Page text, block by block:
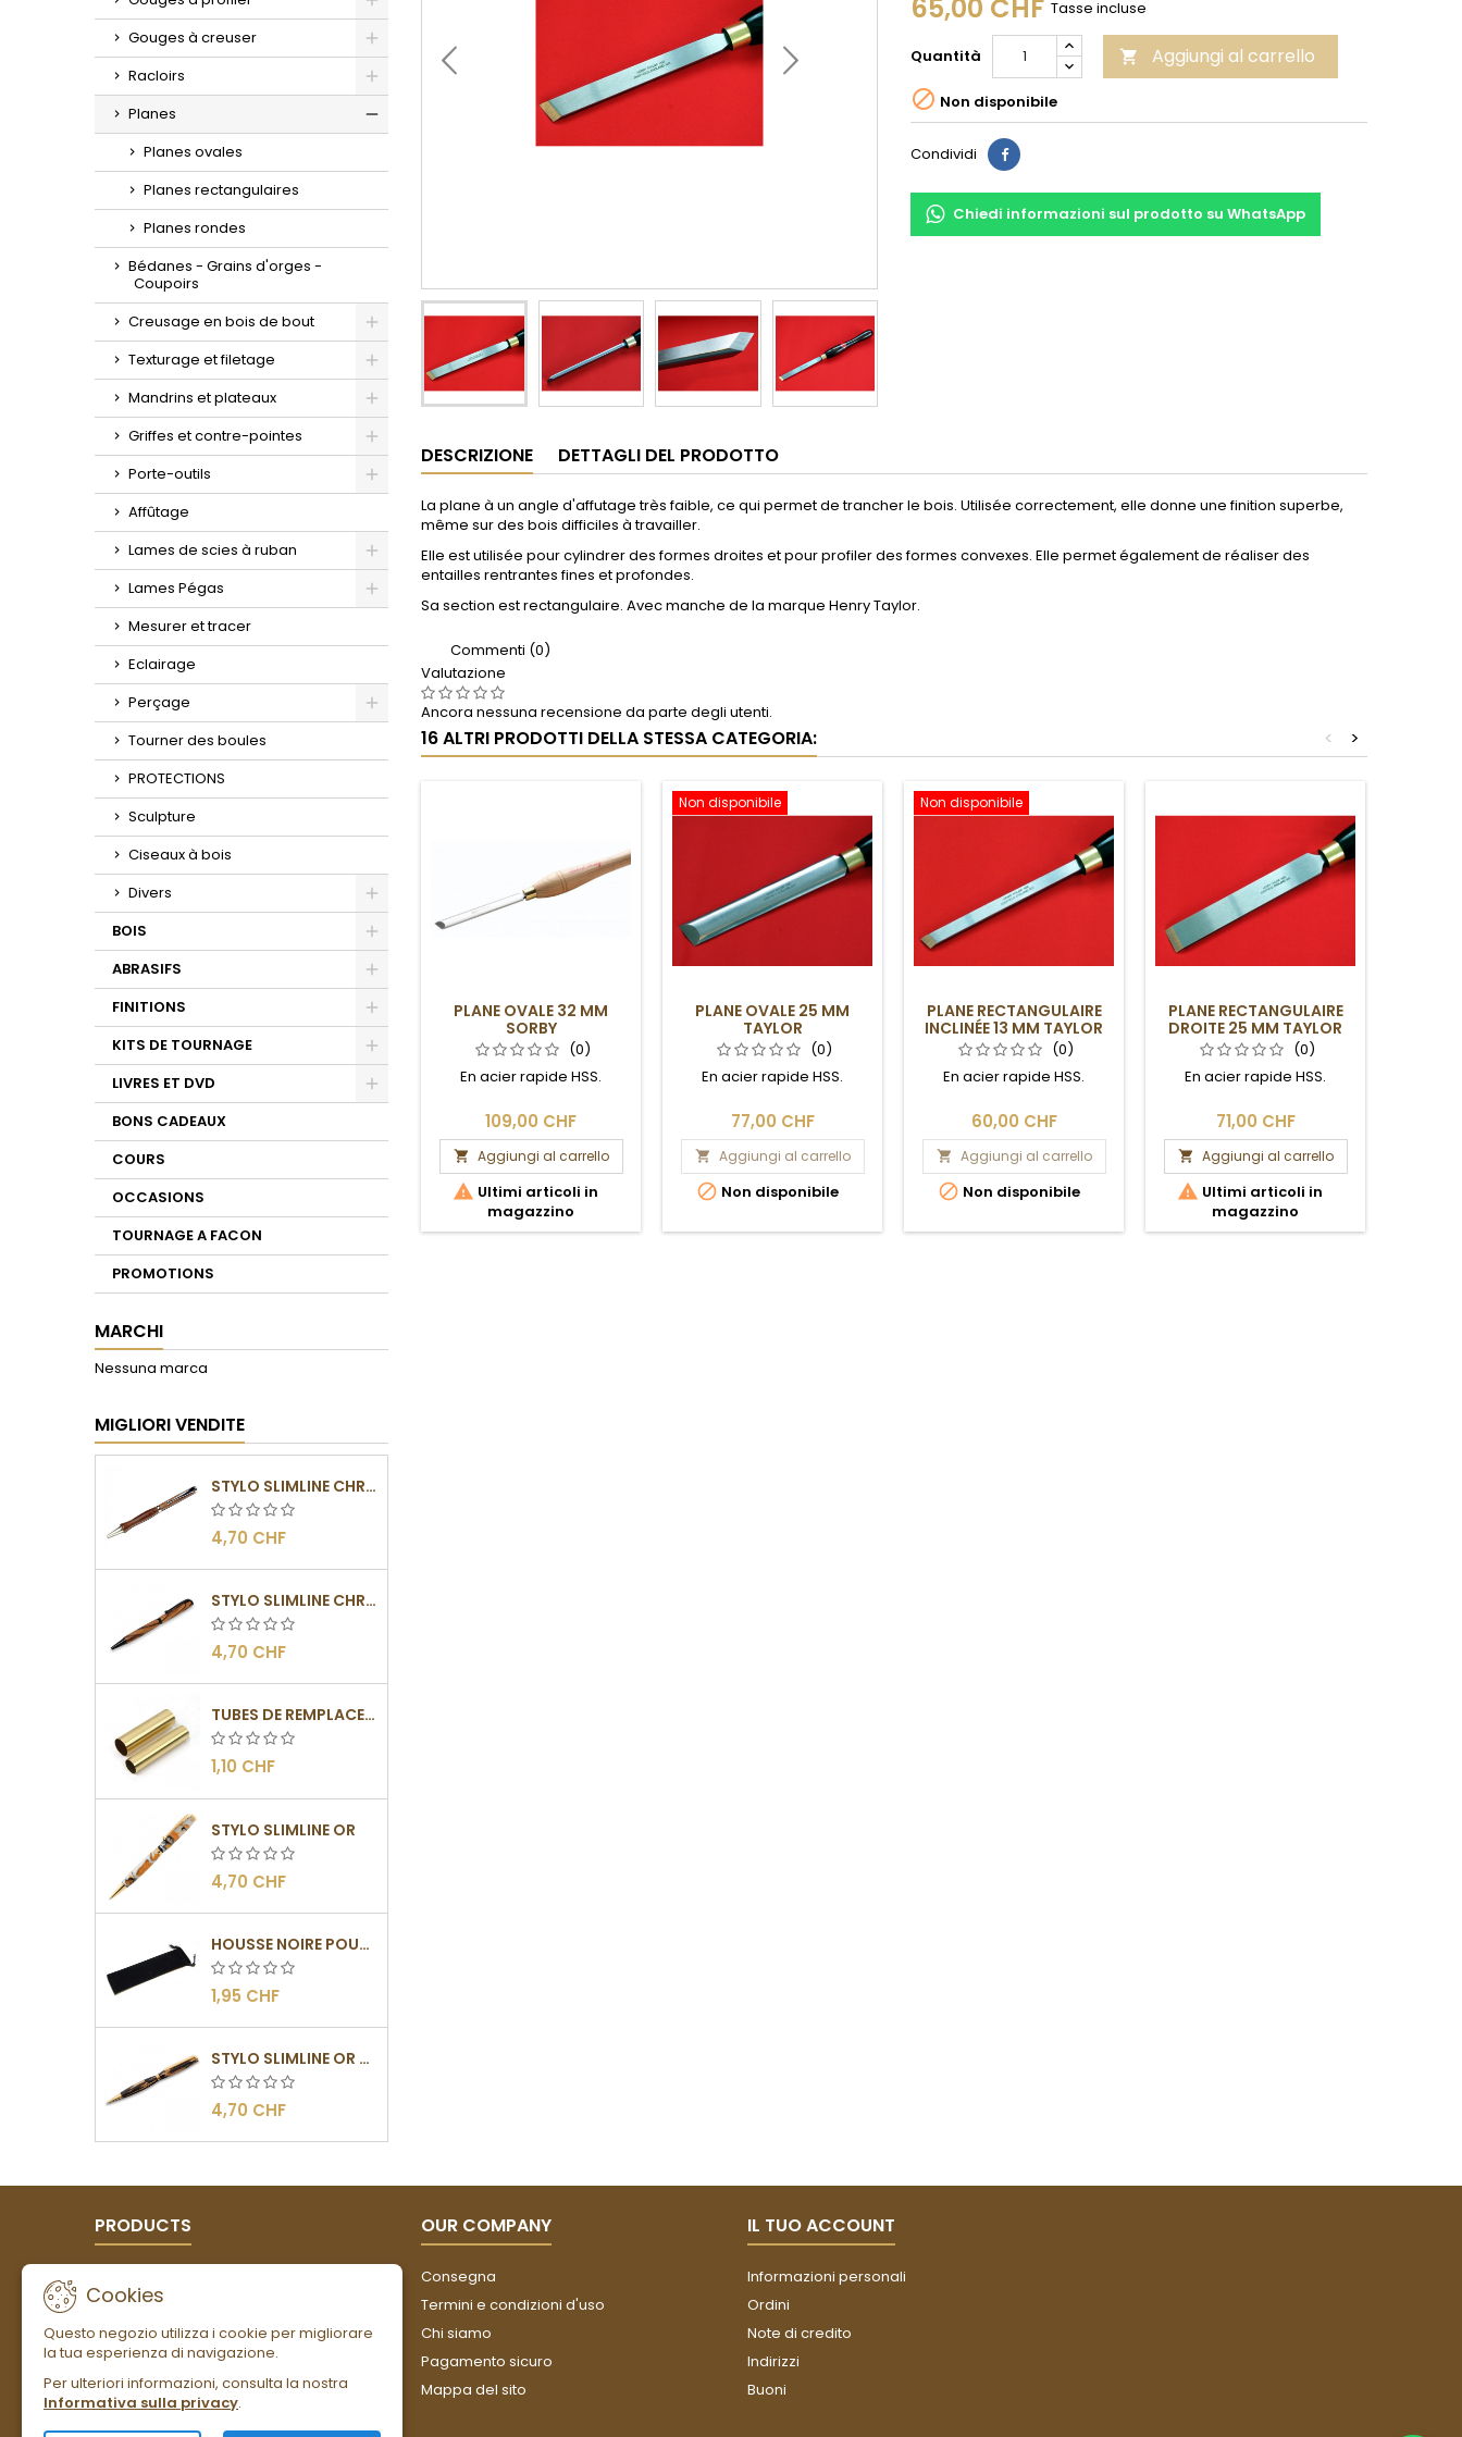
Gouges à creuser
Toggle
Racloirs
Planes
Planes ovales
Planes rectangulaires
Planes rondes
Bédanes - Grains d'orges -
Coupoirs
Creusage en bois de bout
Toggle
Texturage et filetage
Toggle
Mandrins et plateaux
Griffes et contre-pointes
Toggle
Porte-outils
Toggle
Affûtage
Lames de scies à ruban
Toggle
Lames Pégas
Toggle
Mesurer et tracer
Eclairage
Perçage
Toggle
Tourner des boules
PROTECTIONS
Sculpture
Ciseaux à bois
Divers
Toggle
BOIS
ABRASIFS
FINITIONS
KITS DE TOURNAGE
Toggle
LIVRES ET DVD
BONS CADEAUX
COURS
OCCASIONS
TOURNAGE A FACON
PROMOTIONS
MARCHI
Nessuna marca
MIGLIORI VENDITE
STYLO SLIMLINE CHROMÉ
4,70 CHF
STYLO SLIMLINE CHROMÉ NOIR
4,70 CHF
TUBES DE REMPLACEMENT POUR MÉCANISMES SLIMLINE
1,10 CHF
STYLO SLIMLINE OR
4,70 CHF
HOUSSE NOIRE POUR STYLOS
1,95 CHF
STYLO SLIMLINE OR - BARRETTE PLATE
4,70 CHF
65,00 CHF Tasse incluse
Quantità  Aggiungi al carrello
 Non disponibile
Condividi Condividi
Chiedi informazioni sul prodotto su WhatsApp
DESCRIZIONE DETTAGLI DEL PRODOTTO
La plane à un angle d'affutage très faible, ce qui permet de trancher le bois. Utilisée correctement, elle donne une finition superbe,
même sur des bois difficiles à travailler.
Elle est utilisée pour cylindrer des formes droites et pour profiler des formes convexes. Elle permet également de réaliser des
entailles rentrantes fines et profondes.
Sa section est rectangulaire. Avec manche de la marque Henry Taylor.
Commenti (0)
Valutazione
Ancora nessuna recensione da parte degli utenti.
16 ALTRI PRODOTTI DELLA STESSA CATEGORIA: >
<
PLANE OVALE 32 MM
SORBY
(0)
En acier rapide HSS.
109,00 CHF
 Aggiungi al carrello
 Ultimi articoli in
magazzino
Non disponibile
PLANE OVALE 25 MM
TAYLOR
(0)
En acier rapide HSS.
77,00 CHF
 Aggiungi al carrello
 Non disponibile
Non disponibile
PLANE RECTANGULAIRE
INCLINÉE 13 MM TAYLOR
(0)
En acier rapide HSS.
60,00 CHF
 Aggiungi al carrello
 Non disponibile
PLANE RECTANGULAIRE
DROITE 25 MM TAYLOR
(0)
En acier rapide HSS.
71,00 CHF
 Aggiungi al carrello
 Ultimi articoli in
magazzino
PRODUCTS
Nuovi prodotti
Più venduti
OUR COMPANY
Consegna
Termini e condizioni d'uso
Chi siamo
Pagamento sicuro
Mappa del sito
IL TUO ACCOUNT
Informazioni personali
Ordini
Note di credito
Indirizzi
Buoni
Cookies
Questo negozio utilizza i cookie per migliorare
la tua esperienza di navigazione.
Per ulteriori informazioni, consulta la nostra
Informativa sulla privacy.